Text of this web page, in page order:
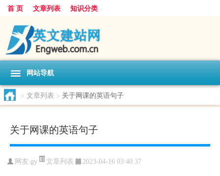
首 页 文章列表 知识分类
网站导航
> 文章列表 > 关于网课的英语句子
关于网课的英语句子
网友:gy 文章列表 2023-04-16 03:40:37